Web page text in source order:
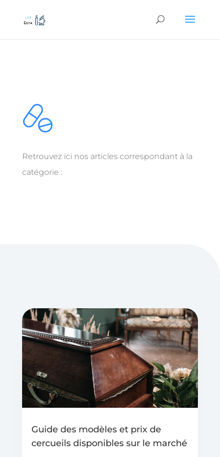
Retrouvez ici nos articles correspondant à la
catégorie :
Guide des modèles et prix de
cercueils disponibles sur le marché